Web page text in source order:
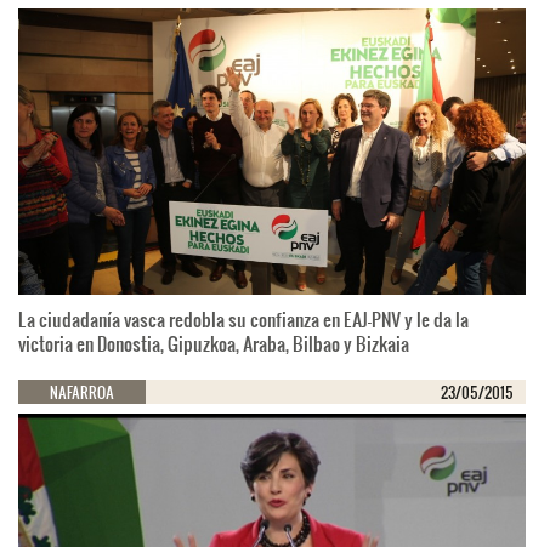
La ciudadanía vasca redobla su confianza en EAJ-PNV y le da la
victoria en Donostia, Gipuzkoa, Araba, Bilbao y Bizkaia
NAFARROA 23/05/2015